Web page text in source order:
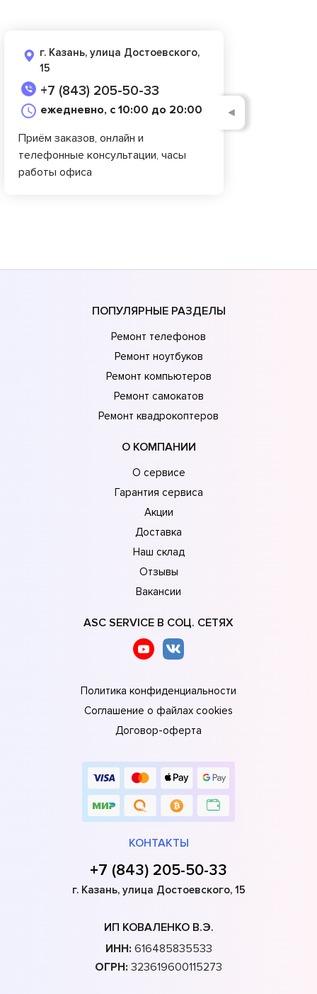
г. Казань, улица Достоевского,
15
+7 (843) 205-50-33
ежедневно, с 10:00 до 20:00
Приём заказов, онлайн и
телефонные консультации, часы
работы офиса
◄
ПОПУЛЯРНЫЕ РАЗДЕЛЫ
Ремонт телефонов
Ремонт ноутбуков
Ремонт компьютеров
Ремонт самокатов
Ремонт квадрокоптеров
О КОМПАНИИ
О сервисе
Гарантия сервиса
Акции
Доставка
Наш склад
Отзывы
Вакансии
ASC SERVICE В СОЦ. СЕТЯХ
Политика конфиденциальности
Соглашение о файлах cookies
Договор-оферта
КОНТАКТЫ
+7 (843) 205-50-33
г. Казань, улица Достоевского, 15
ИП КОВАЛЕНКО В.Э.
ИНН: 616485835533
ОГРН: 323619600115273